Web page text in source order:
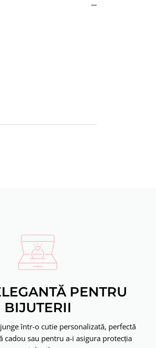
PENTRU
BIJUTERII
într-o cutie personalizată, perfectă
cadou sau pentru a-i asigura protecția